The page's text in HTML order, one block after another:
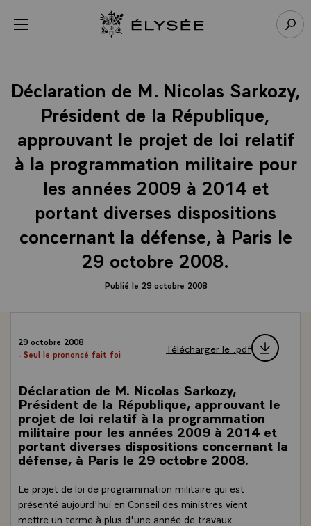
menu Retour à l’accueil Élysée
Déclaration de M. Nicolas Sarkozy,
Président de la République,
approuvant le projet de loi relatif
à la programmation militaire pour
les années 2009 à 2014 et
portant diverses dispositions
concernant la défense, à Paris le
29 octobre 2008.
Publié le 29 octobre 2008
29 octobre 2008
- Seul le prononcé fait foi
Télécharger le .pdf
Déclaration de M. Nicolas Sarkozy,
Président de la République, approuvant le
projet de loi relatif à la programmation
militaire pour les années 2009 à 2014 et
portant diverses dispositions concernant la
défense, à Paris le 29 octobre 2008.
Le projet de loi de programmation militaire qui est
présenté aujourd'hui en Conseil des ministres vient
mettre un terme à plus d'une année de travaux
Panneau de gestion des cookies